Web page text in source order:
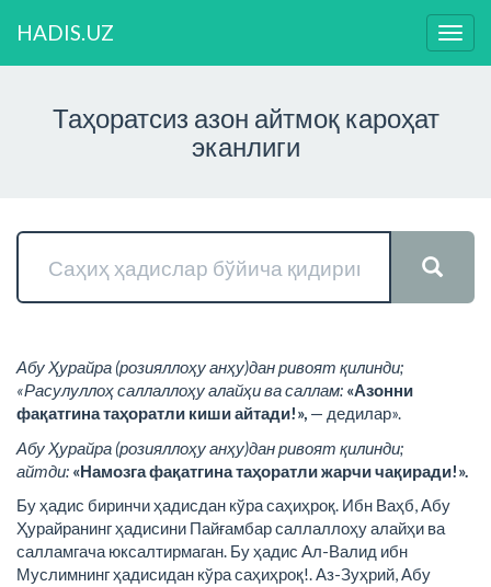
HADIS.UZ
Таҳоратсиз азон айтмоқ кароҳат
эканлиги
Абу Ҳурайра (розияллоҳу анҳу)дан ривоят қилинди;
«Расулуллоҳ саллаллоҳу алайҳи ва саллам: «Азонни
фақатгина таҳоратли киши айтади!», — дедилар».
Абу Ҳурайра (розияллоҳу анҳу)дан ривоят қилинди;
айтди: «Намозга фақатгина таҳоратли жарчи чақиради!».
Бу ҳадис биринчи ҳадисдан кўра саҳиҳроқ. Ибн Ваҳб, Абу
Ҳурайранинг ҳадисини Пайғамбар саллаллоҳу алайҳи ва
салламгача юксалтирмаган. Бу ҳадис Ал-Валид ибн
Муслимнинг ҳадисидан кўра саҳиҳроқ!. Аз-Зуҳрий, Абу